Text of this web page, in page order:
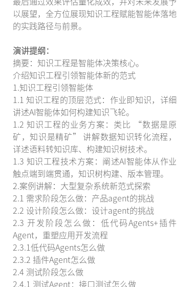
以展望，全方位展现知识工程赋能智能体落地
的实践路径与前景。
演讲提纲：
摘要：知识工程是智能体决策核心。
介绍知识工程引领智能体新的范式
1.知识工程引领智能体
1.1 知识工程的顶层范式：作业即知识，详细
讲述AI智能体如何构建知识飞轮。
1.2 知识工程的业务方案：类比 “数据是原
矿，知识是精矿” 讲解数据知识转化流程，
详述语料转知识库、构建知识树技术。
1.3 知识工程技术方案：阐述AI智能体从作业
触点端到端贯通，知识树构建、版本管理。
2.案例讲解：大型复杂系统新范式探索
2.1 需求阶段怎么做：产品agent的挑战
2.2 设计阶段怎么做：设计agent的挑战
2.3 开发阶段怎么做：低代码Agents+插件
Agent，重塑应用开发流程
2.3.1低代码Agents怎么做
2.3.2 插件Agent怎么做
2.4 测试阶段怎么做
2.4.1 测试Agent：接口测试怎么做